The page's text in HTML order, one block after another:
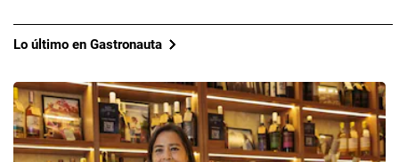
Lo último en Gastronauta